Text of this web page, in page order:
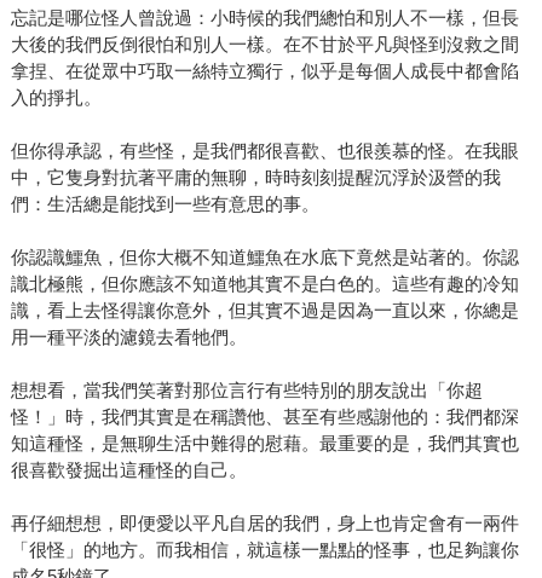
忘記是哪位怪人曾說過：小時候的我們總怕和別人不一樣，但長
大後的我們反倒很怕和別人一樣。在不甘於平凡與怪到沒救之間
拿捏、在從眾中巧取一絲特立獨行，似乎是每個人成長中都會陷
入的掙扎。
但你得承認，有些怪，是我們都很喜歡、也很羨慕的怪。在我眼
中，它隻身對抗著平庸的無聊，時時刻刻提醒沉浮於汲營的我
們：生活總是能找到一些有意思的事。
你認識鱷魚，但你大概不知道鱷魚在水底下竟然是站著的。你認
識北極熊，但你應該不知道牠其實不是白色的。這些有趣的冷知
識，看上去怪得讓你意外，但其實不過是因為一直以來，你總是
用一種平淡的濾鏡去看牠們。
想想看，當我們笑著對那位言行有些特別的朋友說出「你超
怪！」時，我們其實是在稱讚他、甚至有些感謝他的：我們都深
知這種怪，是無聊生活中難得的慰藉。最重要的是，我們其實也
很喜歡發掘出這種怪的自己。
再仔細想想，即便愛以平凡自居的我們，身上也肯定會有一兩件
「很怪」的地方。而我相信，就這樣一點點的怪事，也足夠讓你